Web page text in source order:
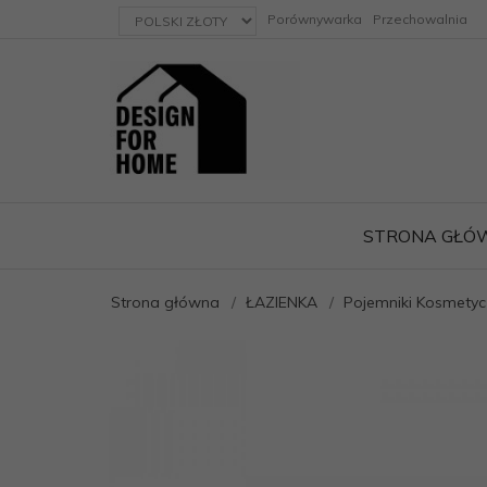
currency_h Porównywarka Przechowalnia
STRONA
Strona główna ŁAZIENKA Pojemniki